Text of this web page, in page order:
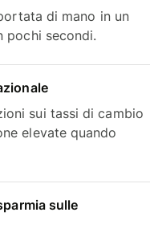
di mano in un
pochi secondi.
sui tassi di cambio
elevate quando
sulle